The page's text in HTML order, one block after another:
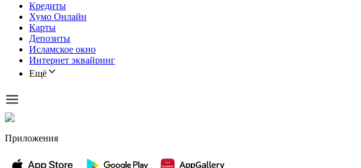
Кредиты
Хумо Онлайн
Карты
Депозиты
Исламское окно
Интернет эквайринг
Ещё
Приложения